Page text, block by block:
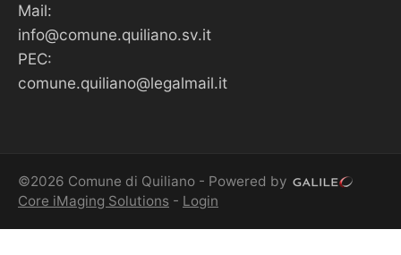
Mail:
info@comune.quiliano.sv.it
PEC:
comune.quiliano@legalmail.it
©2026 Comune di Quiliano - Powered by
Core iMaging Solutions - Login